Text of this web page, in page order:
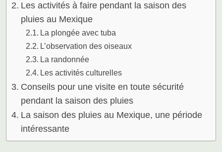
Les activités à faire pendant la saison des
pluies au Mexique
La plongée avec tuba
L’observation des oiseaux
La randonnée
Les activités culturelles
Conseils pour une visite en toute sécurité
pendant la saison des pluies
La saison des pluies au Mexique, une période
intéressante